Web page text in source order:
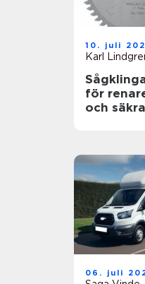
10. juli
Karl
Sågklinga rätt
för
och
06. juli